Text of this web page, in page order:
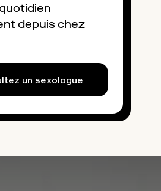
depuis chez
un sexologue